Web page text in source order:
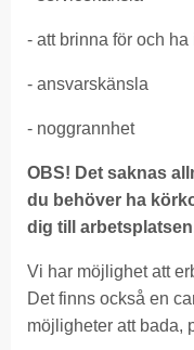
- att brinna för och
- ansvarskänsla
- noggrannhet
OBS! Det saknas
du behöver ha
dig till
Vi har möjlighet att
Det finns också en
möjligheter att bada,